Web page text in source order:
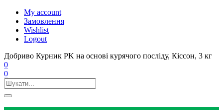
My account
Замовлення
Wishlist
Logout
Добриво Курник PK на основі курячого посліду, Кіссон, 3 кг
0
0